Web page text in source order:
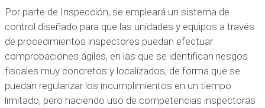
Por parte de Inspección, se empleará un sistema de
control diseñado para que las unidades y equipos a través
de procedimientos inspectores puedan efectuar
comprobaciones ágiles, en las que se identifican riesgos
fiscales muy concretos y localizados, de forma que se
puedan regularizar los incumplimientos en un tiempo
limitado, pero haciendo uso de competencias inspectoras